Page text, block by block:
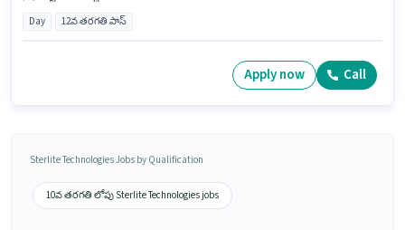
Day 12వ తరగతి పాస్
Apply now Call
Sterlite Technologies Jobs by Qualification
10వ తరగతి లోపు Sterlite Technologies jobs